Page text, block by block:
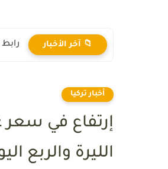
📁 آخر الأخبار رابط
أخبار تركيا
إرتفاع في سعر
الليرة والربع اليوم